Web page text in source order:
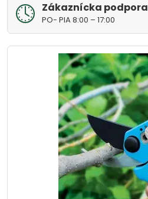
Zákaznícka podpora
PO- PIA 8:00 – 17:00